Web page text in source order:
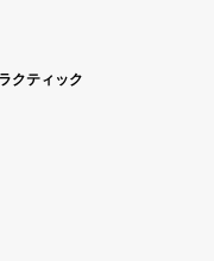
クティック